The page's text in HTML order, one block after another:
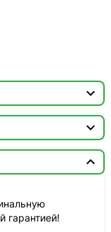


с

гарантией!